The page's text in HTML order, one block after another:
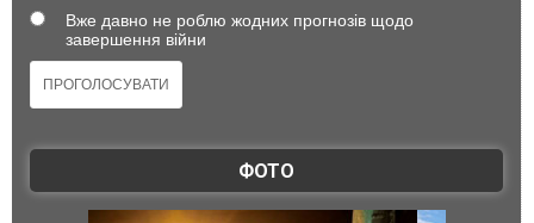
Вже давно не роблю жодних прогнозів щодо
завершення війни
ФОТО